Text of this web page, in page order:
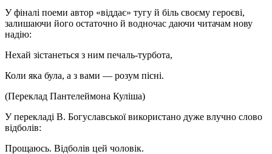
У фіналі поеми автор «віддає» тугу й біль своєму героєві,
залишаючи його остаточно й водночас даючи читачам нову
надію:
Нехай зістанеться з ним печаль-турбота,
Коли яка була, а з вами — розум пісні.
(Переклад Пантелеймона Куліша)
У перекладі В. Богуславської використано дуже влучно слово
відболів:
Прощаюсь. Відболів цей чоловік.